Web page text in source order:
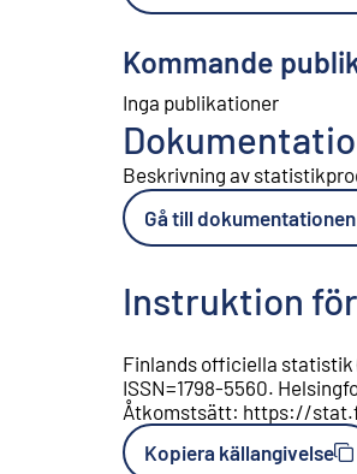
Kommande
Inga publikationer
Beskrivning av
Gå till
Instruktion
Finlands officiella statistik
ISSN=1798-5560.
Åtkomstsätt: https://
Kopiera källangivelse